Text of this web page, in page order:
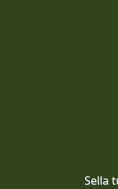
Sella